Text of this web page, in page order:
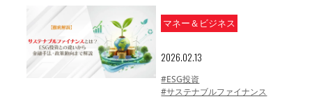
マネー＆ビジネス
2026.02.13
#ESG投資
#サステナブルファイナンス